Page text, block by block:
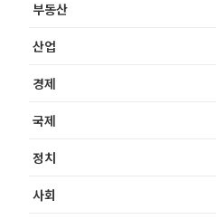
부동산
산업
경제
국제
정치
사회